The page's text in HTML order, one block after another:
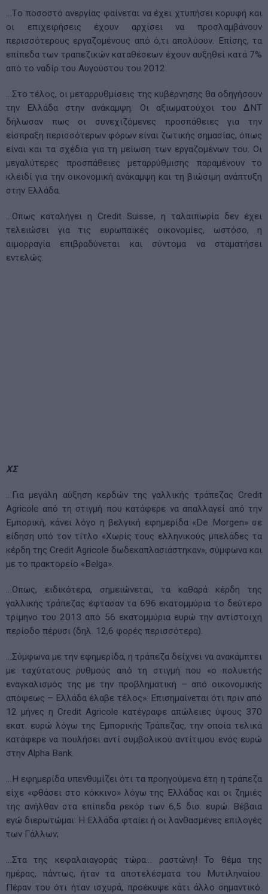
…Tο ποσοστό ανεργίας φαίνεται να έχει χτυπήσει κορυφή και
οι επιχειρήσεις έχουν αρχίσει να προσλαμβάνουν
περισσότερους εργαζομένους από ό,τι απολύουν. Επίσης, τα
επίπεδα των τραπεζικών καταθέσεων έχουν αυξηθεί κατά 7%
από το ναδίρ του Αυγούστου του 2012.
…Στο τέλος, οι μεταρρυθμίσεις της κυβέρνησης θα οδηγήσουν
την Ελλάδα στην ανάκαμψη. Οι αξιωματούχοι του ΔΝΤ
δήλωσαν πως οι συνεχιζόμενες προσπάθειες για την
είσπραξη περισσότερων φόρων είναι ζωτικής σημασίας, όπως
είναι και τα σχέδια για τη μείωση των εργαζομένων του. Οι
μεγαλύτερες προσπάθειες μεταρρύθμισης παραμένουν το
κλειδί για την οικονομική ανάκαμψη και τη βιώσιμη ανάπτυξη
στην Ελλάδα.
…Οπως καταλήγει η Credit Suisse, η ταλαιπωρία δεν έχει
τελειώσει για τις ευρωπαϊκές οικονομίες, ωστόσο, η
αιμορραγία επιβραδύνεται και σύντομα να σταματήσει
εντελώς.
ΧΣ
…Για μεγάλη αύξηση κερδών της γαλλικής τράπεζας Credit
Agricole από τη στιγμή που κατάφερε να απαλλαγεί από την
Εμπορική, κάνει λόγο η βελγική εφημερίδα «De Morgen» σε
είδηση υπό τον τίτλο «Χωρίς τους ελληνικούς μπελάδες τα
κέρδη της Credit Agricole δωδεκαπλασιάστηκαν», σύμφωνα και
με το πρακτορείο «Belga».
…Οπως, ειδικότερα, σημειώνεται, τα καθαρά κέρδη της
γαλλικής τράπεζας έφτασαν τα 696 εκατομμύρια το δεύτερο
τρίμηνο του 2013 από 56 εκατομμύρια ευρώ την αντίστοιχη
περίοδο πέρυσι (δηλ. 12,6 φορές περισσότερα).
…Σύμφωνα με την εφημερίδα, η τράπεζα δείχνει να ανακάμπτει
με ταχύτατους ρυθμούς από τη στιγμή που «ο πολυετής
εναγκαλισμός της με την προβληματική – από οικονομικής
απόψεως – Ελλάδα έλαβε τέλος». Επισημαίνεται ότι πριν από
12 μήνες η Credit Agricole κατέγραφε απώλειες ύψους 370
εκατ. ευρώ λόγω της Εμπορικής Τράπεζας, την οποία τελικά
κατάφερε να πουλήσει αντί συμβολικού αντίτιμου ενός ευρώ
στην Alpha Bank.
…Η εφημερίδα υπενθυμίζει ότι τα προηγούμενα έτη η τράπεζα
είχε «φθάσει στο κόκκινο» λόγω της Ελλάδας και οι ζημιές
της ανήλθαν στα επίπεδα ρεκόρ των 6,5 δισ. ευρώ. Βέβαια
εγώ διερωτώμαι: Η Ελλάδα φταίει ή οι λανθασμένες επιλογές
των Γάλλων;
…Στα της κεφαλαιαγοράς τώρα… ραστώνη! Το θέμα της
ημέρας, πάντως, ήταν τα αποτελέσματα του Μυτιληναίου.
Πέραν του ότι ήταν ισχυρά, προέκυψε κάτι άλλο σημαντικό.